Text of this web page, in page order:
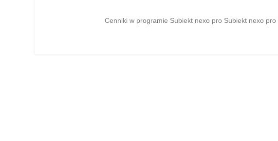
Cenniki w programie Subiekt nexo pro Subiekt nexo